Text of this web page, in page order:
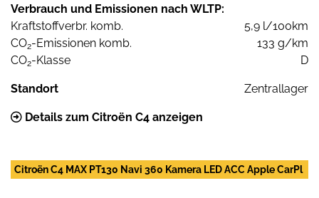
Verbrauch und Emissionen nach WLTP:
Kraftstoffverbr. komb.
5,9 l/100km
CO2-Emissionen komb.
133 g/km
CO2-Klasse D
Standort Zentrallager
Details zum Citroën C4 anzeigen
Citroën C4 MAX PT130 Navi 360 Kamera LED ACC Apple CarPl